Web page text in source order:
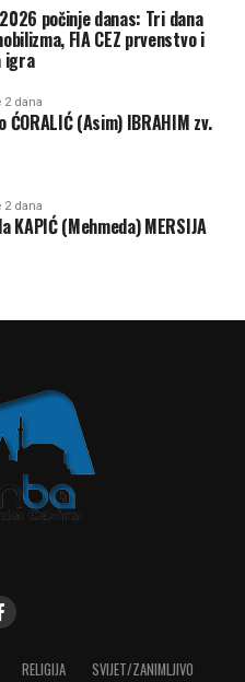
počinje danas: Tri dana
FIA CEZ prvenstvo i
igra
2 dana
(Asim) IBRAHIM zv.
2 dana
KAPIĆ (Mehmeda) MERSIJA
RELIGIJA SVIJET/ZANIMLJIVO